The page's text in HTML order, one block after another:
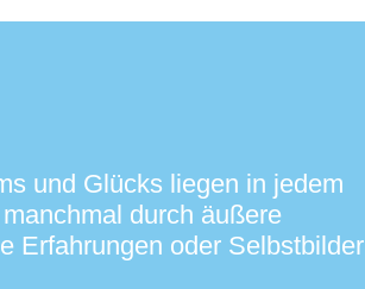
und Glücks liegen in jedem
durch äußere
Erfahrungen oder Selbstbilder